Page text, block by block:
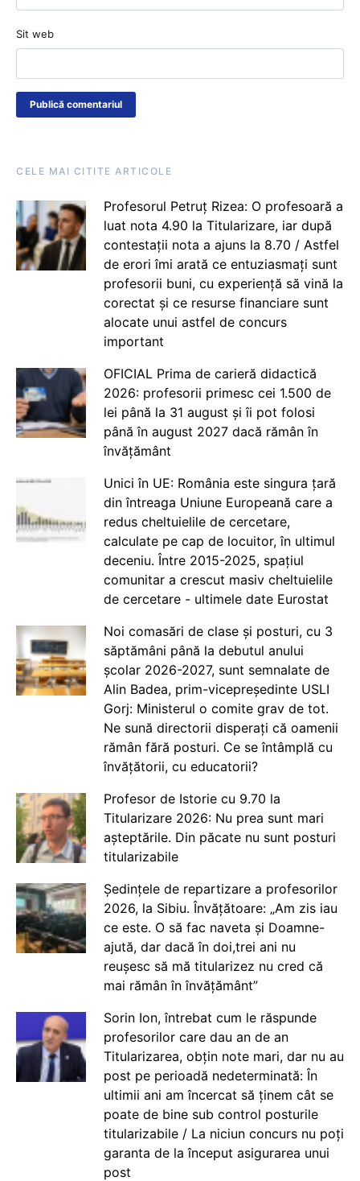
Sit web
CELE MAI CITITE ARTICOLE
Profesorul Petruț Rizea: O profesoară a
luat nota 4.90 la Titularizare, iar după
contestații nota a ajuns la 8.70 / Astfel
de erori îmi arată ce entuziasmați sunt
profesorii buni, cu experiență să vină la
corectat și ce resurse financiare sunt
alocate unui astfel de concurs
important
OFICIAL Prima de carieră didactică
2026: profesorii primesc cei 1.500 de
lei până la 31 august și îi pot folosi
până în august 2027 dacă rămân în
învățământ
Unici în UE: România este singura țară
din întreaga Uniune Europeană care a
redus cheltuielile de cercetare,
calculate pe cap de locuitor, în ultimul
deceniu. Între 2015-2025, spațiul
comunitar a crescut masiv cheltuielile
de cercetare - ultimele date Eurostat
Noi comasări de clase și posturi, cu 3
săptămâni până la debutul anului
școlar 2026-2027, sunt semnalate de
Alin Badea, prim-vicepreședinte USLI
Gorj: Ministerul o comite grav de tot.
Ne sună directorii disperați că oamenii
rămân fără posturi. Ce se întâmplă cu
învățătorii, cu educatorii?
Profesor de Istorie cu 9.70 la
Titularizare 2026: Nu prea sunt mari
așteptările. Din păcate nu sunt posturi
titularizabile
Ședințele de repartizare a profesorilor
2026, la Sibiu. Învățătoare: „Am zis iau
ce este. O să fac naveta și Doamne-
ajută, dar dacă în doi,trei ani nu
reușesc să mă titularizez nu cred că
mai rămân în învățământ”
Sorin Ion, întrebat cum le răspunde
profesorilor care dau an de an
Titularizarea, obțin note mari, dar nu au
post pe perioadă nedeterminată: În
ultimii ani am încercat să ținem cât se
poate de bine sub control posturile
titularizabile / La niciun concurs nu poți
garanta de la început asigurarea unui
post